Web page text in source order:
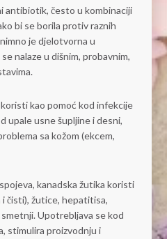
antibiotik, često u kombinaciji
bi se borila protiv raznih
je djelotvorna u
nalaze u dišnim, probavnim,
kao pomoć kod infekcije
upale usne šupljine i desni,
sa kožom (ekcem,
kanadska žutika koristi
čisti), žutice, hepatitisa,
Upotrebljava se kod
stimulira proizvodnju i